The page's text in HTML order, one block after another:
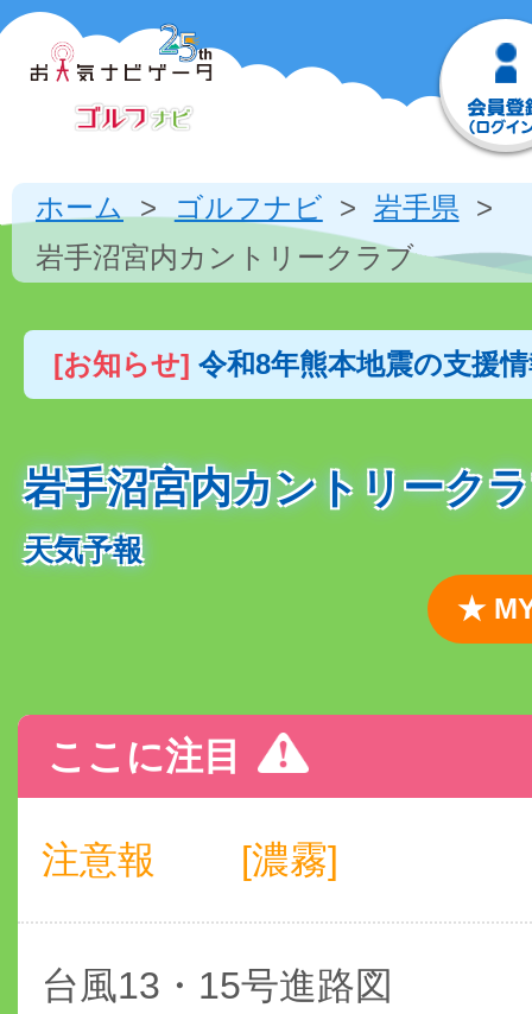
ホーム ゴルフナビ
岩手県
岩手沼宮内カントリークラブ
[お知らせ] 令和8年熊本地震の支援
岩手沼宮内カントリーク
天気予報
★
ここに注目
注意報 [濃霧]
台風13・15号進路図